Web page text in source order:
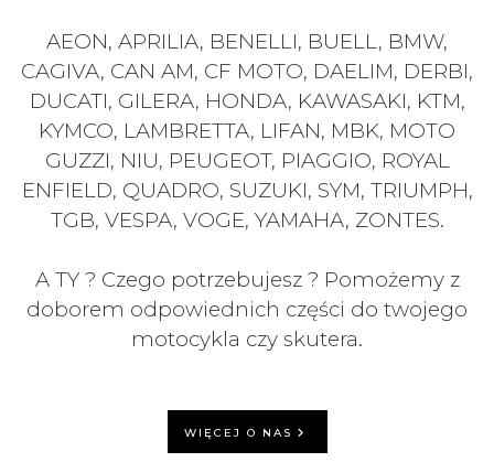
AEON, APRILIA, BENELLI, BUELL, BMW,
CAGIVA, CAN AM, CF MOTO, DAELIM, DERBI,
DUCATI, GILERA, HONDA, KAWASAKI, KTM,
KYMCO, LAMBRETTA, LIFAN, MBK, MOTO
GUZZI, NIU, PEUGEOT, PIAGGIO, ROYAL
ENFIELD, QUADRO, SUZUKI, SYM, TRIUMPH,
TGB, VESPA, VOGE, YAMAHA, ZONTES.
A TY ? Czego potrzebujesz ? Pomożemy z
doborem odpowiednich części do twojego
motocykla czy skutera.
WIĘCEJ O NAS